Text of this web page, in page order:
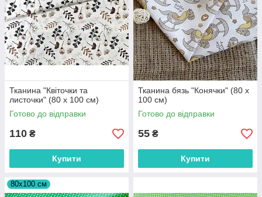
Тканина "Квіточки та
листочки" (80 х 100 см)
Готово до відправки
110 ₴
Купити
Тканина бязь "Конячки" (80 х
100 см)
Готово до відправки
55 ₴
Купити
80х100 см